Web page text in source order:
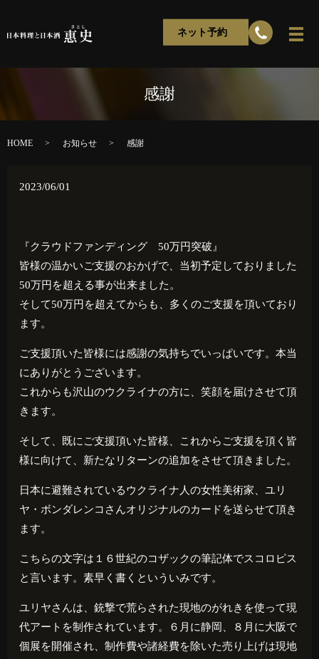
ネット予約
感謝
HOME お知らせ 感謝
2023/06/01
『クラウドファンディング 50万円突破』
皆様の温かいご支援のおかげで、当初予定しておりました
50万円を超える事が出来ました。
そして50万円を超えてからも、多くのご支援を頂いており
ます。
ご支援頂いた皆様には感謝の気持ちでいっぱいです。本当
にありがとうございます。
これからも沢山のウクライナの方に、笑顔を届けさせて頂
きます。
そして、既にご支援頂いた皆様、これからご支援を頂く皆
様に向けて、新たなリターンの追加をさせて頂きました。
日本に避難されているウクライナ人の女性美術家、ユリ
ヤ・ボンダレンコさんオリジナルのカードを送らせて頂き
ます。
こちらの文字は１６世紀のコザックの筆記体でスコロピス
と言います。素早く書くといういみです。
ユリヤさんは、銃撃で荒らされた現地のがれきを使って現
代アートを制作されています。６月に静岡、８月に大阪で
個展を開催され、制作費や諸経費を除いた売り上げは現地